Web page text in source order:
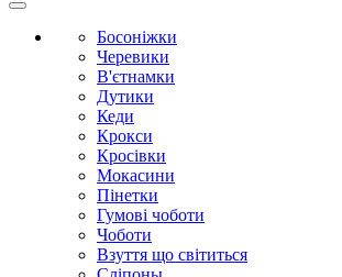
Босоніжки
Черевики
В'єтнамки
Дутики
Кеди
Крокси
Кросівки
Мокасини
Пінетки
Гумові чоботи
Чоботи
Взуття що світиться